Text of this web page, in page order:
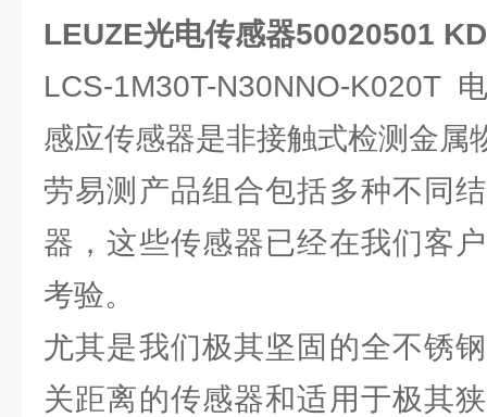
LEUZE光电传感器50020501
LCS-1M30T-N30NNO-K020T
感应传感器是非接触式检测金属
劳易测产品组合包括多种不同
器，这些传感器已经在我们客
考验。
尤其是我们极其坚固的全不锈
关距离的传感器和适用于极其